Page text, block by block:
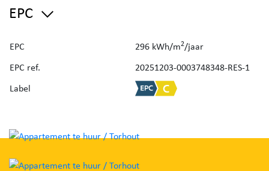
en droogkast.
De ruime garage biedt ook nog
opbergmogelijkheden.
EPC
EPC 296 kWh/m2/jaar
EPC ref.
20251203-0003748348-RES-1
Label